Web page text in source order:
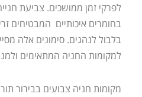
לפרקי זמן ממושכים. צביעת
בחומרים איכותיים המבטיחים
בלבול לנהגים. סימונים אלה
למקומות החניה המתאימים
מקומות חניה צבועים בבירור